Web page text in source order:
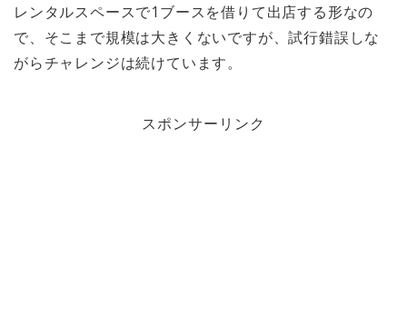
レンタルスペースで1ブースを借りて出店する形なの
で、そこまで規模は大きくないですが、試行錯誤しな
がらチャレンジは続けています。
スポンサーリンク